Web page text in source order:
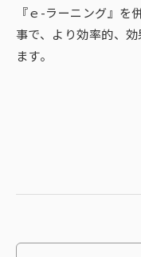
『ｅ-ラーニング』を
事で、より効率的、
ます。